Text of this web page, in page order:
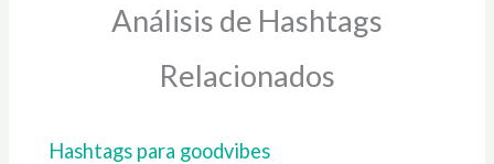
Análisis de Hashtags
Relacionados
Hashtags para goodvibes